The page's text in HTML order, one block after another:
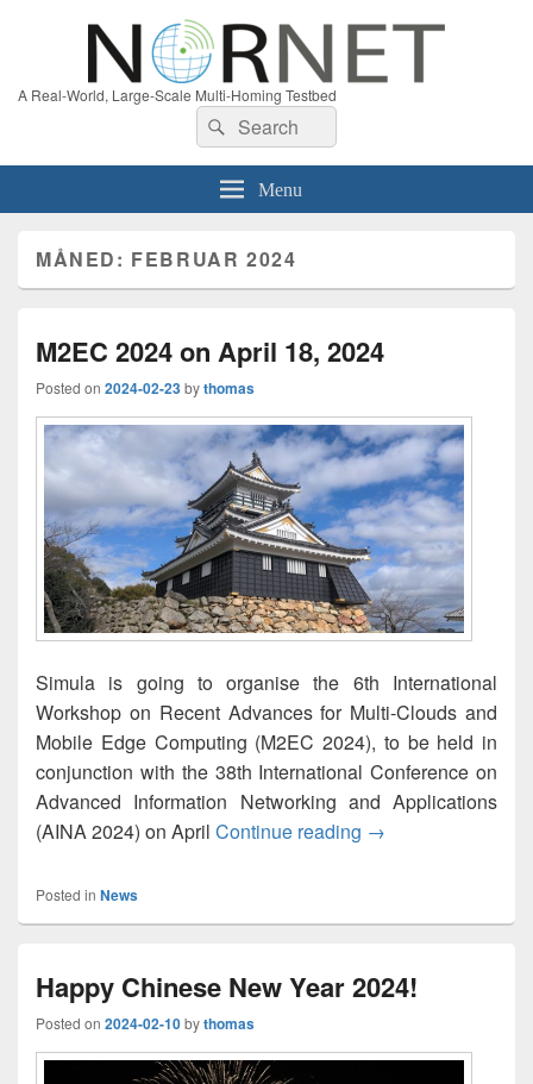
A Real-World, Large-Scale Multi-Homing Testbed
Search
for:
Search
Menu
MÅNED: FEBRUAR 2024
M2EC 2024 on April 18, 2024
Posted on 2024-02-23bythomas
Simula is going to organise the 6th International
Workshop on Recent Advances for Multi-Clouds and
Mobile Edge Computing (M2EC 2024), to be held in
conjunction with the 38th International Conference on
Advanced Information Networking and Applications
(AINA 2024) on April Continue reading M2EC 2024 on
→
Posted in News
Happy Chinese New Year 2024!
Posted on 2024-02-10bythomas